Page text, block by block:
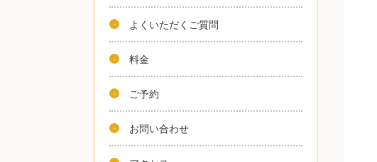
よくいただくご質問
料金
ご予約
お問い合わせ